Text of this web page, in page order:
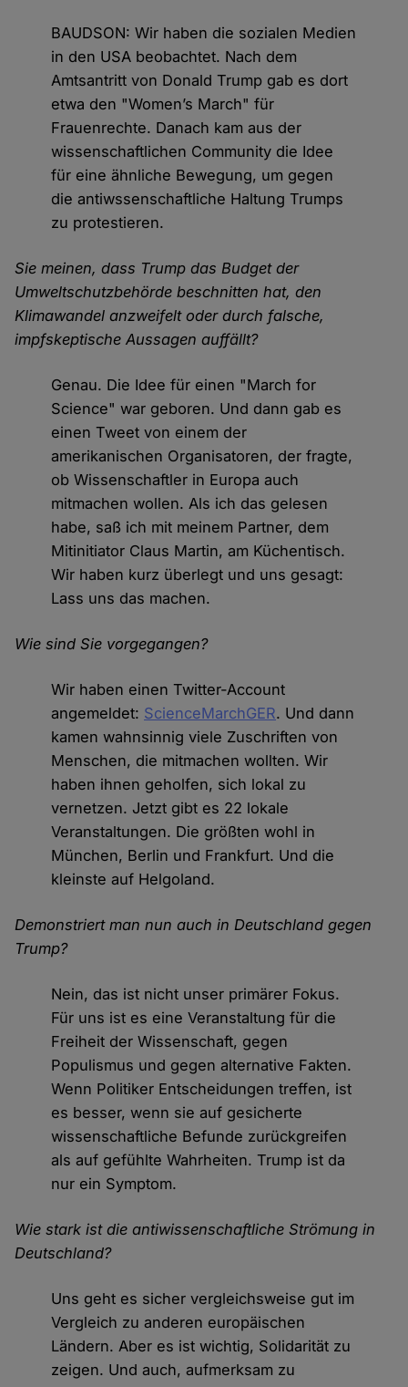
BAUDSON: Wir haben die sozialen Medien
in den USA beobachtet. Nach dem
Amtsantritt von Donald Trump gab es dort
etwa den "Women’s March" für
Frauenrechte. Danach kam aus der
wissenschaftlichen Community die Idee
für eine ähnliche Bewegung, um gegen
die antiwssenschaftliche Haltung Trumps
zu protestieren.
Sie meinen, dass Trump das Budget der
Umweltschutzbehörde beschnitten hat, den
Klimawandel anzweifelt oder durch falsche,
impfskeptische Aussagen auffällt?
Genau. Die Idee für einen "March for
Science" war geboren. Und dann gab es
einen Tweet von einem der
amerikanischen Organisatoren, der fragte,
ob Wissenschaftler in Europa auch
mitmachen wollen. Als ich das gelesen
habe, saß ich mit meinem Partner, dem
Mitinitiator Claus Martin, am Küchentisch.
Wir haben kurz überlegt und uns gesagt:
Lass uns das machen.
Wie sind Sie vorgegangen?
Wir haben einen Twitter-Account
angemeldet: ScienceMarchGER. Und dann
kamen wahnsinnig viele Zuschriften von
Menschen, die mitmachen wollten. Wir
haben ihnen geholfen, sich lokal zu
vernetzen. Jetzt gibt es 22 lokale
Veranstaltungen. Die größten wohl in
München, Berlin und Frankfurt. Und die
kleinste auf Helgoland.
Demonstriert man nun auch in Deutschland gegen
Trump?
Nein, das ist nicht unser primärer Fokus.
Für uns ist es eine Veranstaltung für die
Freiheit der Wissenschaft, gegen
Populismus und gegen alternative Fakten.
Wenn Politiker Entscheidungen treffen, ist
es besser, wenn sie auf gesicherte
wissenschaftliche Befunde zurückgreifen
als auf gefühlte Wahrheiten. Trump ist da
nur ein Symptom.
Wie stark ist die antiwissenschaftliche Strömung in
Deutschland?
Uns geht es sicher vergleichsweise gut im
Vergleich zu anderen europäischen
Ländern. Aber es ist wichtig, Solidarität zu
zeigen. Und auch, aufmerksam zu